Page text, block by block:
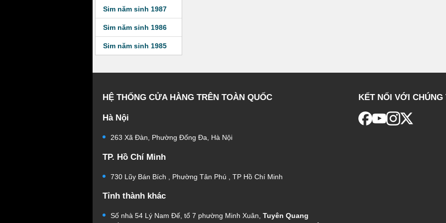
Sim năm sinh 1987
Sim năm sinh 1986
Sim năm sinh 1985
HỆ THỐNG CỬA HÀNG TRÊN TOÀN QUỐC
Hà Nội
263 Xã Đàn, Phường Đống Đa, Hà Nội
TP. Hồ Chí Minh
730 Lũy Bán Bích , Phường Tân Phú , TP Hồ Chí Minh
Tỉnh thành khác
Số nhà 54 Lý Nam Đế, tổ 7 phường Minh Xuân, Tuyên Quang
KẾT NỐI VỚI CHÚNG